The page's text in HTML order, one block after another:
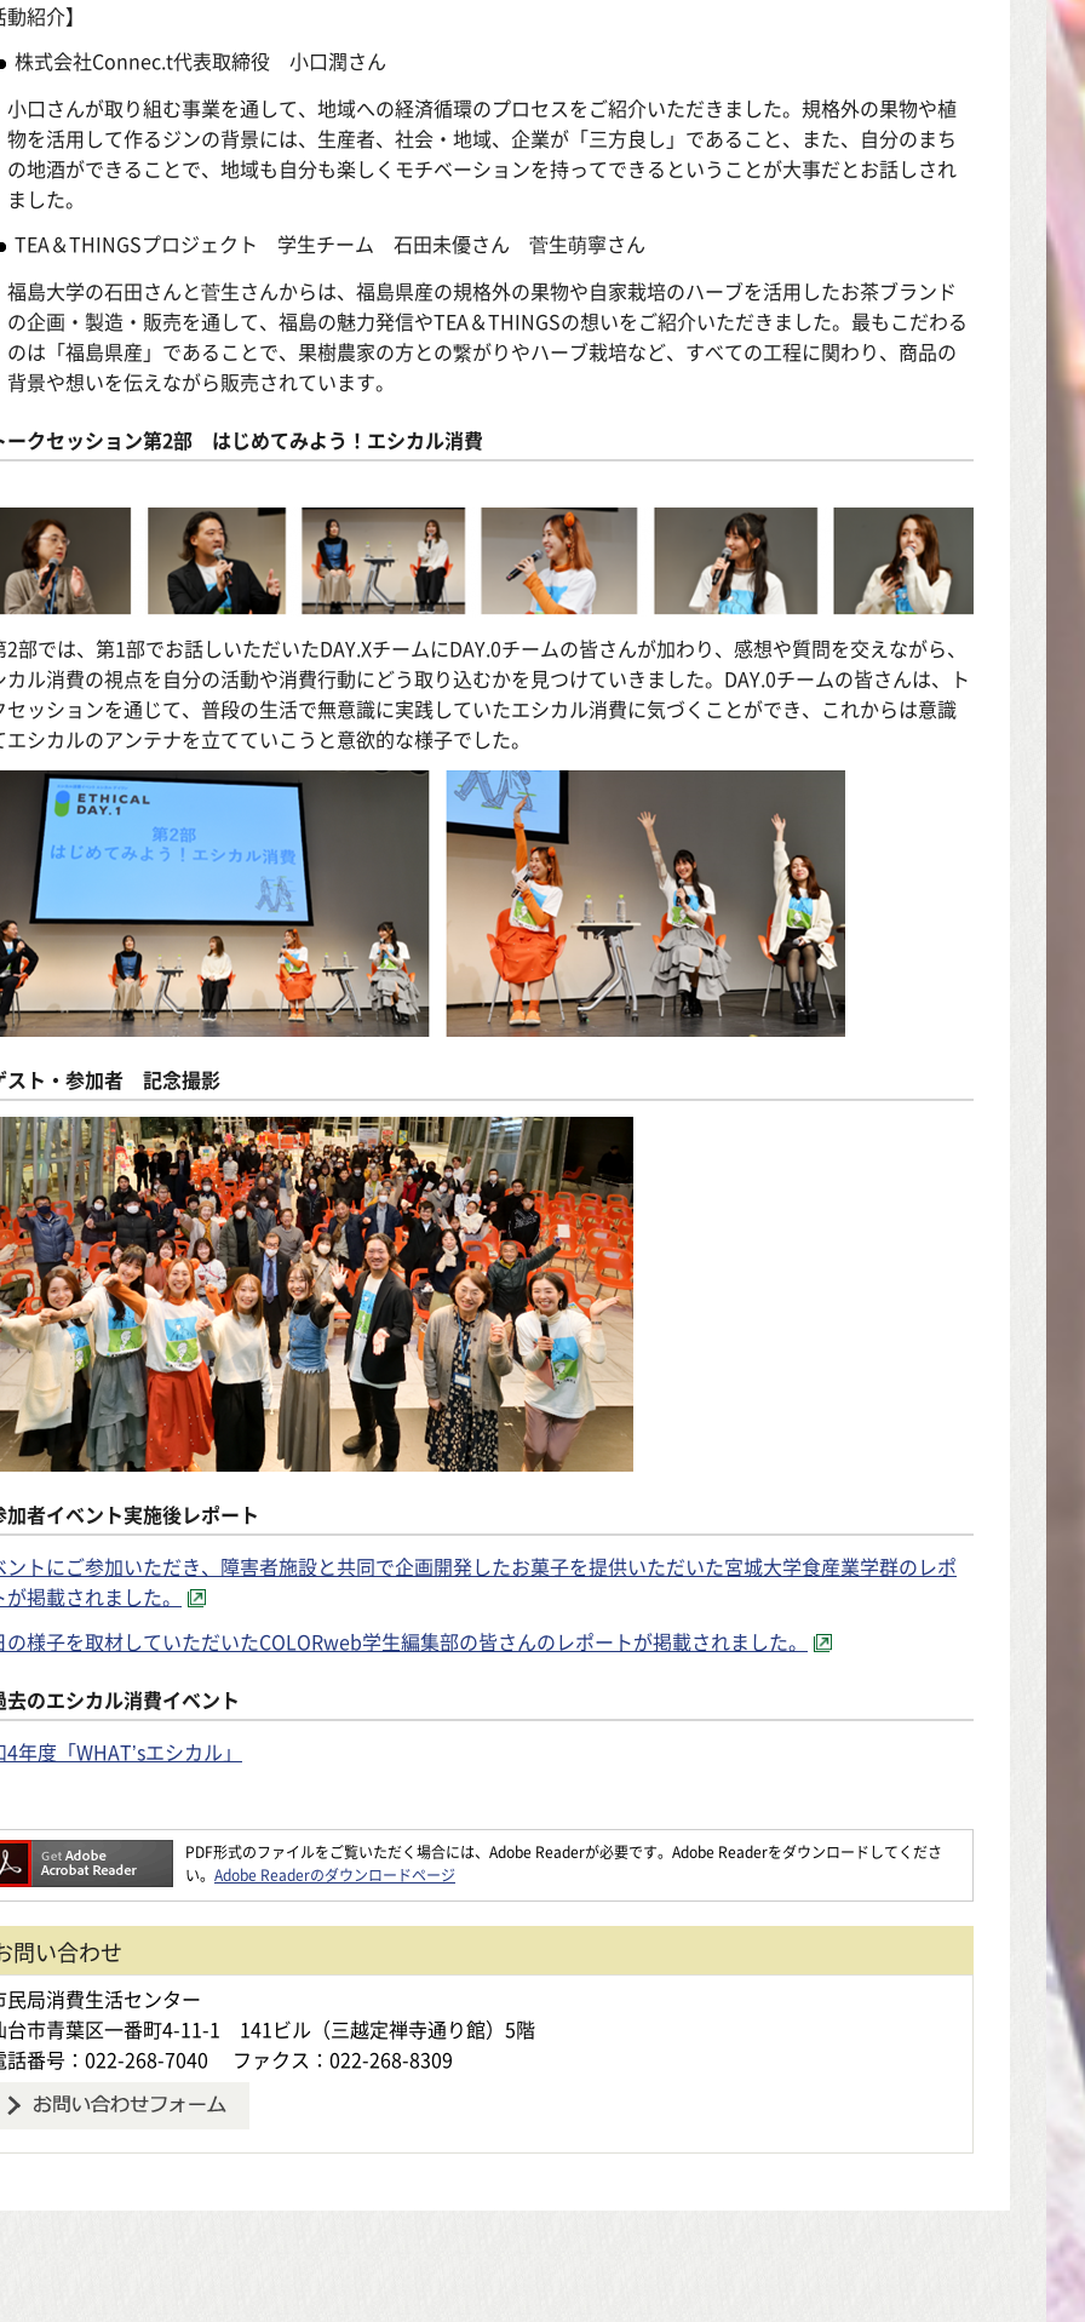
紹介】
株式会社Connec.t代表取締役 小口潤さん
小口さんが取り組む事業を通して、地域への経済循環のプロセスをご紹介いただきました。規格外の果物や植
物を活用して作るジンの背景には、生産者、社会・地域、企業が「三方良し」であること、また、自分のまち
の地酒ができることで、地域も自分も楽しくモチベーションを持ってできるということが大事だとお話しされ
ました。
TEA＆THINGSプロジェクト 学生チーム 石田未優さん 菅生萌寧さん
福島大学の石田さんと菅生さんからは、福島県産の規格外の果物や自家栽培のハーブを活用したお茶ブランド
の企画・製造・販売を通して、福島の魅力発信やTEA＆THINGSの想いをご紹介いただきました。最もこだわる
のは「福島県産」であることで、果樹農家の方との繋がりやハーブ栽培など、すべての工程に関わり、商品の
背景や想いを伝えながら販売されています。
ークセッション第2部 はじめてみよう！エシカル消費
では、第1部でお話しいただいたDAY.XチームにDAY.0チームの皆さんが加わり、感想や質問を交えながら、
カル消費の視点を自分の活動や消費行動にどう取り込むかを見つけていきました。DAY.0チームの皆さんは、ト
セッションを通じて、普段の生活で無意識に実践していたエシカル消費に気づくことができ、これからは意識
エシカルのアンテナを立てていこうと意欲的な様子でした。
スト・参加者 記念撮影
加者イベント実施後レポート
ントにご参加いただき、障害者施設と共同で企画開発したお菓子を提供いただいた宮城大学食産業学群のレポ
掲載されました。
の様子を取材していただいたCOLORweb学生編集部の皆さんのレポートが掲載されました。
去のエシカル消費イベント
年度「WHAT’sエシカル」
PDF形式のファイルをご覧いただく場合には、Adobe Readerが必要です。Adobe Readerをダウンロードしてくださ
い。 Adobe Readerのダウンロードページ
問い合わせ
民局消費生活センター
台市青葉区一番町4-11-1 141ビル（三越定禅寺通り館）5階
話番号：022-268-7040
ファクス：022-268-8309